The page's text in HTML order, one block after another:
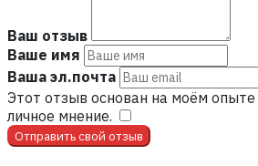
Ваш отзыв
Ваше имя
Ваша эл.почта
Этот отзыв основан на моём
личное мнение.
Отправить свой отзыв